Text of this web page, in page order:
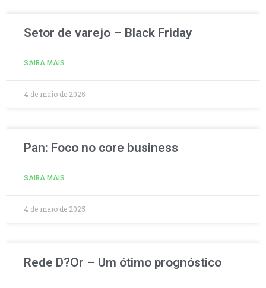
Setor de varejo – Black Friday
SAIBA MAIS
4 de maio de 2025
Pan: Foco no core business
SAIBA MAIS
4 de maio de 2025
Rede D?Or – Um ótimo prognóstico